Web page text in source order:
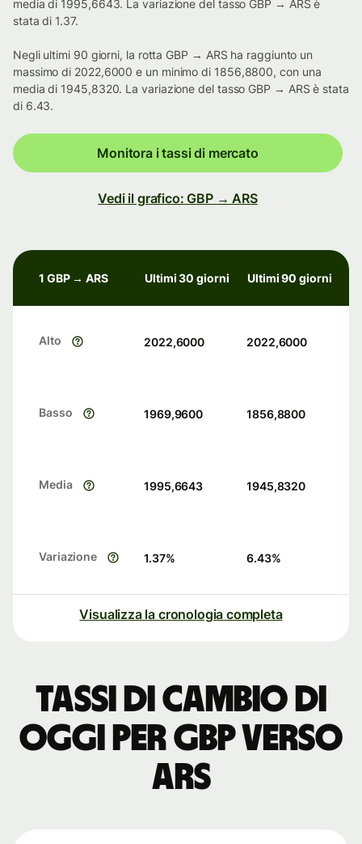
media di 1995,6643. La variazione del tasso GBP → ARS è
stata di 1.37.
Negli ultimi 90 giorni, la rotta GBP → ARS ha raggiunto un
massimo di 2022,6000 e un minimo di 1856,8800, con una
media di 1945,8320. La variazione del tasso GBP → ARS è stata
di 6.43.
Monitora i tassi di mercato
Vedi il grafico: GBP → ARS
1 GBP → ARS Ultimi 30 giorni Ultimi 90 giorni
Alto 2022,6000 2022,6000
Basso 1969,9600 1856,8800
Media 1995,6643 1945,8320
Variazione 1.37% 6.43%
Visualizza la cronologia completa
Tassi di cambio di
oggi per GBP verso
ARS